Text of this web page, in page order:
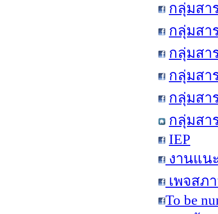
กลุ่มสา
กลุ่มสา
กลุ่มสา
กลุ่มสา
กลุ่มสา
กลุ่มสา
IEP
งานแน
เพจสภ
To be